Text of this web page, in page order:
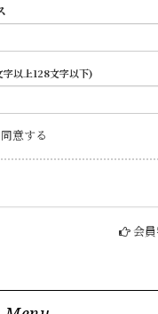
字以上128文字以下)
意する
会